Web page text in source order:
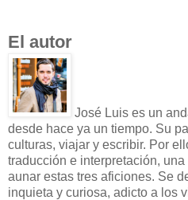
El autor
José Luis es un
desde hace ya un tiempo. Su
culturas, viajar y escribir. Por
traducción e interpretación,
aunar estas tres aficiones. Se
inquieta y curiosa, adicto a los